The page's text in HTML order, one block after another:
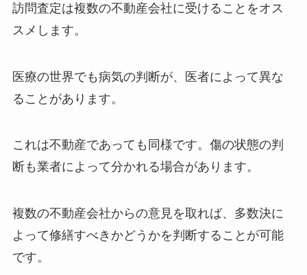
訪問査定は複数の不動産会社に受けることをオス
スメします。
医療の世界でも病気の判断が、医者によって異な
ることがあります。
これは不動産であっても同様です。傷の状態の判
断も業者によって分かれる場合があります。
複数の不動産会社からの意見を取れば、多数決に
よって修繕すべきかどうかを判断することが可能
です。